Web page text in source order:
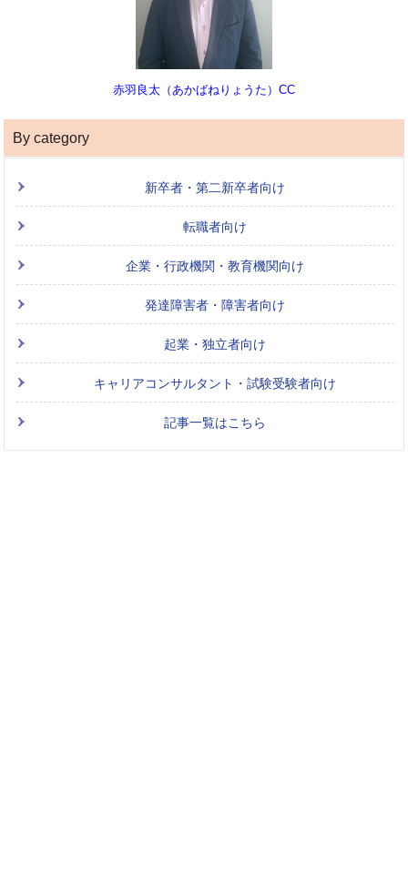
赤羽良太（あかばねりょうた）CC
By category
新卒者・第二新卒者向け
転職者向け
企業・行政機関・教育機関向け
発達障害者・障害者向け
起業・独立者向け
キャリアコンサルタント・試験受験者向け
記事一覧はこちら